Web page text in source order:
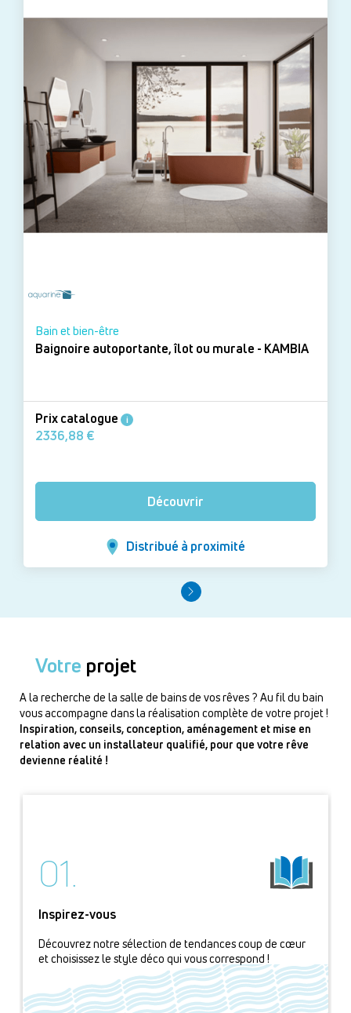
Bain et bien-être
Baignoire autoportante, îlot ou murale - KAMBIA
Prix catalogue i
2336,88 €
Découvrir
Distribué à proximité
Votre projet
A la recherche de la salle de bains de vos rêves ? Au fil du bain
vous accompagne dans la réalisation complète de votre projet !
Inspiration, conseils, conception, aménagement et mise en
relation avec un installateur qualifié, pour que votre rêve
devienne réalité !
01.
Inspirez-vous
Découvrez notre sélection de tendances coup de cœur
et choisissez le style déco qui vous correspond !